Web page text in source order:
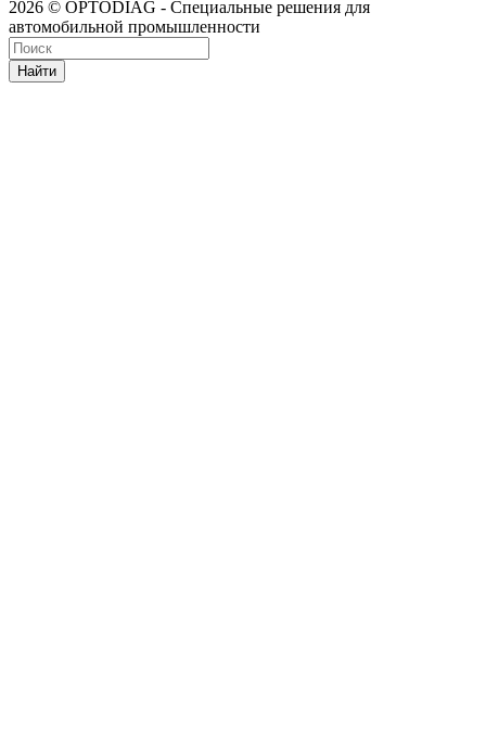
2026 © OPTODIAG - Специальные решения для
автомобильной промышленности
Найти